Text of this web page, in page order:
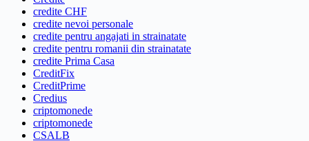
credite CHF
credite nevoi personale
credite pentru angajati in strainatate
credite pentru romanii din strainatate
credite Prima Casa
CreditFix
CreditPrime
Credius
criptomonede
criptomonede
CSALB